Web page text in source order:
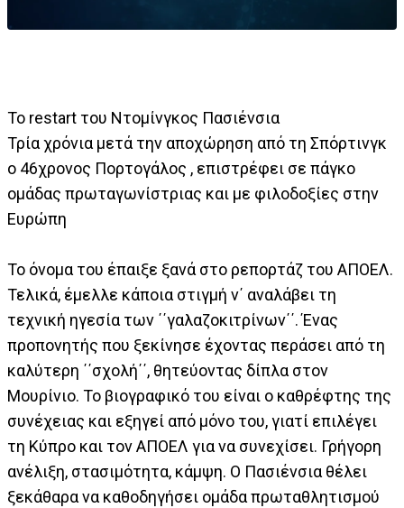
Το restart του Ντομίνγκος Πασιένσια
Τρία χρόνια μετά την αποχώρηση από τη Σπόρτινγκ
ο 46χρονος Πορτογάλος , επιστρέφει σε πάγκο
ομάδας πρωταγωνίστριας και με φιλοδοξίες στην
Ευρώπη
Το όνομα του έπαιξε ξανά στο ρεπορτάζ του ΑΠΟΕΛ.
Τελικά, έμελλε κάποια στιγμή ν΄ αναλάβει τη
τεχνική ηγεσία των ΄΄γαλαζοκιτρίνων΄΄. Ένας
προπονητής που ξεκίνησε έχοντας περάσει από τη
καλύτερη ΄΄σχολή΄΄, θητεύοντας δίπλα στον
Μουρίνιο. Το βιογραφικό του είναι ο καθρέφτης της
συνέχειας και εξηγεί από μόνο του, γιατί επιλέγει
τη Κύπρο και τον ΑΠΟΕΛ για να συνεχίσει. Γρήγορη
ανέλιξη, στασιμότητα, κάμψη. Ο Πασιένσια θέλει
ξεκάθαρα να καθοδηγήσει ομάδα πρωταθλητισμού